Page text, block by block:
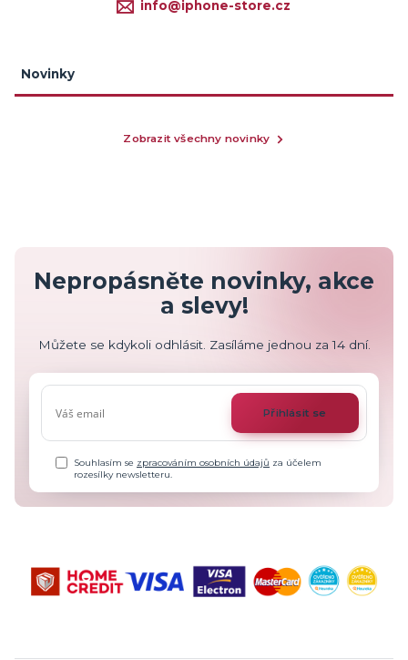
info@iphone-store.cz
Novinky
Zobrazit všechny novinky
Nepropásněte novinky, akce
a slevy!
Můžete se kdykoli odhlásit. Zasíláme jednou za 14 dní.
Přihlásit se
Souhlasím se zpracováním osobních údajů za účelem
rozesílky newsletteru.